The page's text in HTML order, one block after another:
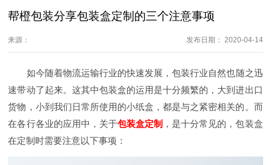
帮橙包装分享包装盒定制的三个注意事项
来源： 发布日期： 2020-04-14
如今随着物流运输行业的快速发展，包装行业自然也随之迅
速带动了起来。这其中包装盒的运用是十分频繁的，大到进出口
货物，小到我们日常所使用的小纸盒，都是与之紧密相关的。而
在各行各业的应用中，关于包装盒定制 ，是十分常见的，包装盒
在定制时需要注意以下事项：